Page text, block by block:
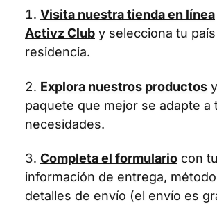
Visita nuestra tienda en línea
Activz Club y selecciona tu
residencia.
Explora nuestros productos
paquete que mejor se adapte a
necesidades.
Completa el formulario con tu
información de entrega,
detalles de envío (el envío es